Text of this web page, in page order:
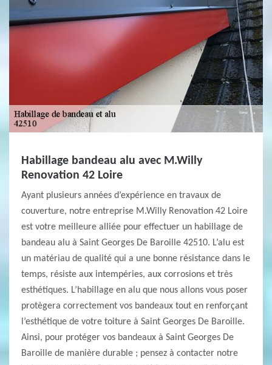
Habillage bandeau alu avec M.Willy
Renovation 42 Loire
Ayant plusieurs années d’expérience en travaux de
couverture, notre entreprise M.Willy Renovation 42 Loire
est votre meilleure alliée pour effectuer un habillage de
bandeau alu à Saint Georges De Baroille 42510. L’alu est
un matériau de qualité qui a une bonne résistance dans le
temps, résiste aux intempéries, aux corrosions et très
esthétiques. L’habillage en alu que nous allons vous poser
protègera correctement vos bandeaux tout en renforçant
l’esthétique de votre toiture à Saint Georges De Baroille.
Ainsi, pour protéger vos bandeaux à Saint Georges De
Baroille de manière durable ; pensez à contacter notre